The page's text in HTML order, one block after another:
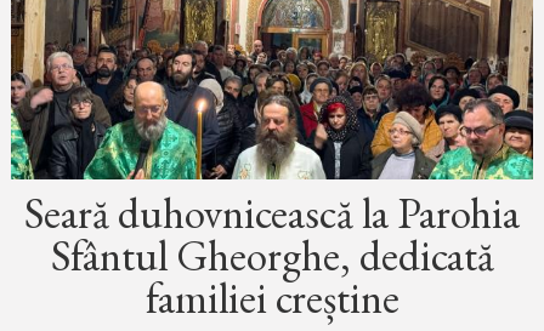
Seară duhovnicească la Parohia
Sfântul Gheorghe, dedicată
familiei creștine